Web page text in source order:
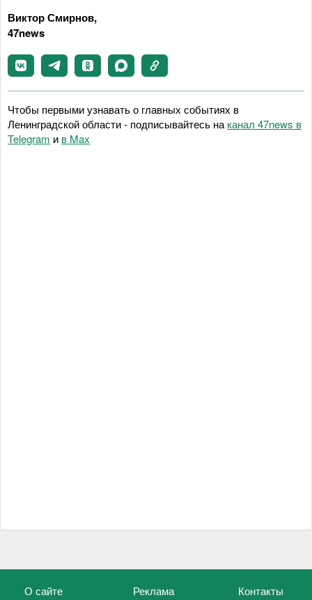
Виктор Смирнов,
47news
Чтобы первыми узнавать о главных событиях в
Ленинградской области - подписывайтесь на канал 47news в
Telegram и в Maх
О сайте Реклама Контакты